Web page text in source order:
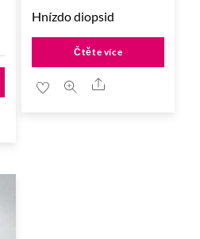
Hnízdo diopsid
Čtěte více
Share